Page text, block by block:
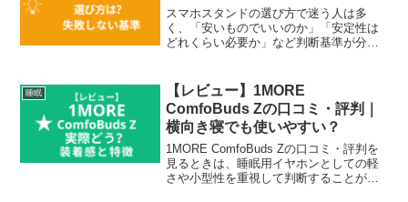
スマホスタンドの選び方で迷う人は多
く、「安いものでいいのか」「安定性は
どれくらい必要か」など判断基準が分か
選びにくいジャンルでもあります。この
記事では、スマホスタンドを...
睡眠
【レビュー】1MORE
ComfoBuds Zの口コミ・評判｜
横向き寝でも使いやすい？
1MORE ComfoBuds Zの口コミ・評判を
見るときは、睡眠用イヤホンとしての軽
さや小型性を重視して判断することが大